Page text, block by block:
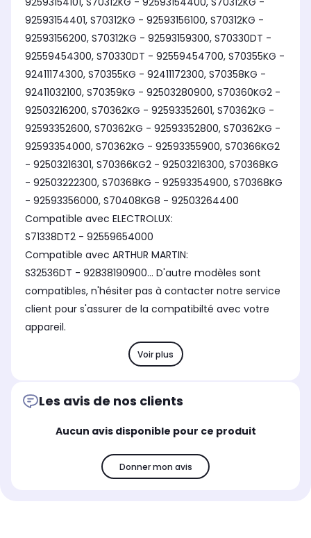
92593154401, S70312KG - 92593156100, S70312KG -
92593156200, S70312KG - 92593159300, S70330DT -
92559454300, S70330DT - 92559454700, S70355KG -
92411174300, S70355KG - 92411172300, S70358KG -
92411032100, S70359KG - 92503280900, S70360KG2 -
92503216200, S70362KG - 92593352601, S70362KG -
92593352600, S70362KG - 92593352800, S70362KG -
92593354000, S70362KG - 92593355900, S70366KG2
- 92503216301, S70366KG2 - 92503216300, S70368KG
- 92503222300, S70368KG - 92593354900, S70368KG
- 92593356000, S70408KG8 - 92503264400
Compatible avec ELECTROLUX:
S71338DT2 - 92559654000
Compatible avec ARTHUR MARTIN:
S32536DT - 92838190900... D'autre modèles sont
compatibles, n'hésiter pas à contacter notre service
client pour s'assurer de la compatibilté avec votre
appareil.
Voir plus
Les avis de nos clients
Aucun avis disponible pour ce produit
Donner mon avis